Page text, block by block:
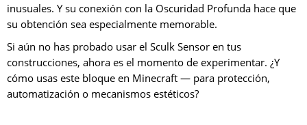
inusuales. Y su conexión con la Oscuridad Profunda hace que
su obtención sea especialmente memorable.
Si aún no has probado usar el Sculk Sensor en tus
construcciones, ahora es el momento de experimentar. ¿Y
cómo usas este bloque en Minecraft — para protección,
automatización o mecanismos estéticos?